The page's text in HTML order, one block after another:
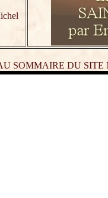
SOMMAIRE DU